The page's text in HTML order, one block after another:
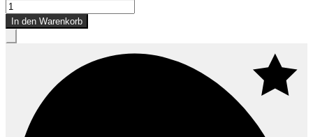
In den Warenkorb